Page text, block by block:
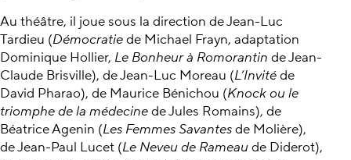
Au théâtre, il joue sous la direction de Jean-Luc
Tardieu (Démocratiede Michael Frayn, adaptation
Dominique Hollier, Le Bonheur à Romorantin de Jean-
Claude Brisville), de Jean-Luc Moreau (L’Invitéde
David Pharao), de Maurice Bénichou (Knock ou le
triomphe de la médecinede Jules Romains), de
Béatrice Agenin (Les Femmes Savantesde Molière),
de Jean-Paul Lucet (Le Neveu de Rameaude Diderot),